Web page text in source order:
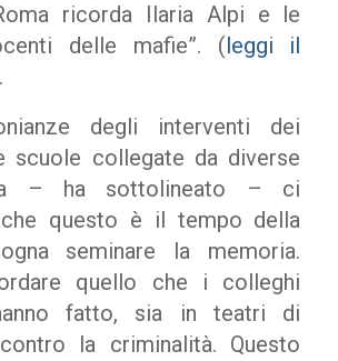
ricorda Ilaria Alpi e le
delle mafie”. (leggi il
degli interventi dei
scuole collegate da diverse
– ha sottolineato – ci
questo è il tempo della
seminare la memoria.
quello che i colleghi
fatto, sia in teatri di
la criminalità. Questo